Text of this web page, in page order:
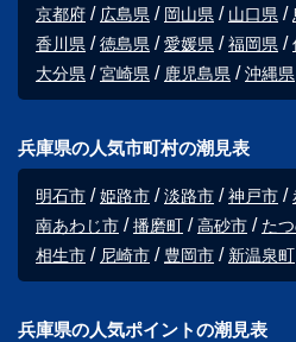
京都府
広島県 岡山県 山口県
香川県
徳島県 愛媛県 福岡県
大分県
宮崎県 鹿児島県 沖縄県
兵庫県の人気市町村の潮見表
明石市 姫路市 淡路市 神戸市
南あわじ市
播磨町 高砂市 た
相生市
尼崎市 豊岡市 新温泉町
兵庫県の人気ポイントの潮見表